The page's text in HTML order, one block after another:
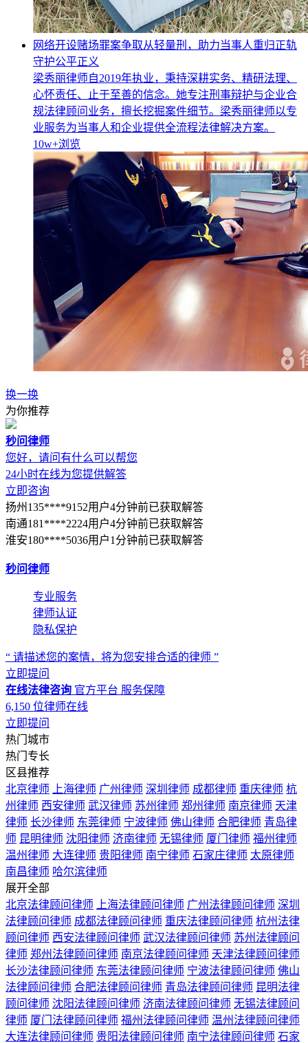
网络开设赌场罪案争取从轻量刑，助力当事人重归正轨
守护公平正义
梁秀丽律师自2019年执业，秉持深耕实务、精研法理、
心怀责任、止于至善的信念。她专注刑事辩护与企业合
规法律顾问业务，擅长挖掘案件细节。梁秀丽律师以专
业服务为当事人和企业提供全流程法律解决方案。
10w+浏览
换一换
为你推荐
秒问律师
您好，请问有什么可以帮您
24小时在线为您提供解答
立即咨询
扬州135****9152用户4分钟前已获取解答
南通181****2224用户4分钟前已获取解答
淮安180****5036用户1分钟前已获取解答
秒问律师
专业服务
律师认证
隐私保护
“ 请描述您的案情，将为您安排合适的律师 ”
立即提问
在线法律咨询 官方平台 服务保障
6,150 位律师在线
立即提问
热门城市
热门专长
区县推荐
北京律师
上海律师 广州律师 深圳律师 成都律师 重庆律师 杭
州律师 西安律师 武汉律师 苏州律师 郑州律师 南京律师 天津
律师 长沙律师 东莞律师 宁波律师 佛山律师 合肥律师 青岛律
师 昆明律师 沈阳律师 济南律师 无锡律师 厦门律师 福州律师
温州律师 大连律师 贵阳律师 南宁律师 石家庄律师 太原律师
南昌律师 哈尔滨律师
展开全部
北京法律顾问律师
上海法律顾问律师 广州法律顾问律师 深圳
法律顾问律师 成都法律顾问律师 重庆法律顾问律师 杭州法律
顾问律师 西安法律顾问律师 武汉法律顾问律师 苏州法律顾问
律师 郑州法律顾问律师 南京法律顾问律师 天津法律顾问律师
长沙法律顾问律师 东莞法律顾问律师 宁波法律顾问律师 佛山
法律顾问律师 合肥法律顾问律师 青岛法律顾问律师 昆明法律
顾问律师 沈阳法律顾问律师 济南法律顾问律师 无锡法律顾问
律师 厦门法律顾问律师 福州法律顾问律师 温州法律顾问律师
大连法律顾问律师 贵阳法律顾问律师 南宁法律顾问律师 石家